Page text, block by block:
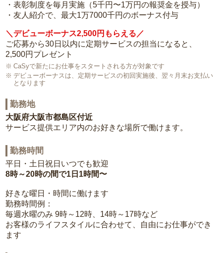
・表彰制度を毎月実施（5千円〜1万円の報奨金を授与）
・友人紹介で、最大1万7000千円のボーナス付与
＼デビューボーナス2,500円もらえる／
ご応募から30日以内に定期サービスの担当になると、
2,500円プレゼント
CaSyで新たにお仕事をスタートされる方が対象です
デビューボーナスは、定期サービスの初回実施後、翌々月末お支払い
となります
勤務地
大阪府大阪市都島区付近
サービス提供エリア内のお好きな場所で働けます。
勤務時間
平日・土日祝日いつでも歓迎
8時～20時の間で1日1時間〜
好きな曜日・時間に働けます
勤務時間例：
毎週水曜のみ 9時～12時、14時～17時など
お客様のライフスタイルに合わせて、自由にお仕事ができ
ます